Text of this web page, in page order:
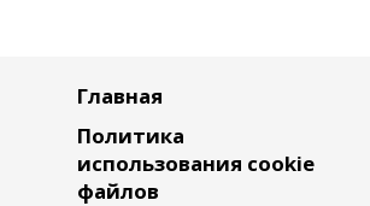
Главная
Политика
использования cookie
файлов